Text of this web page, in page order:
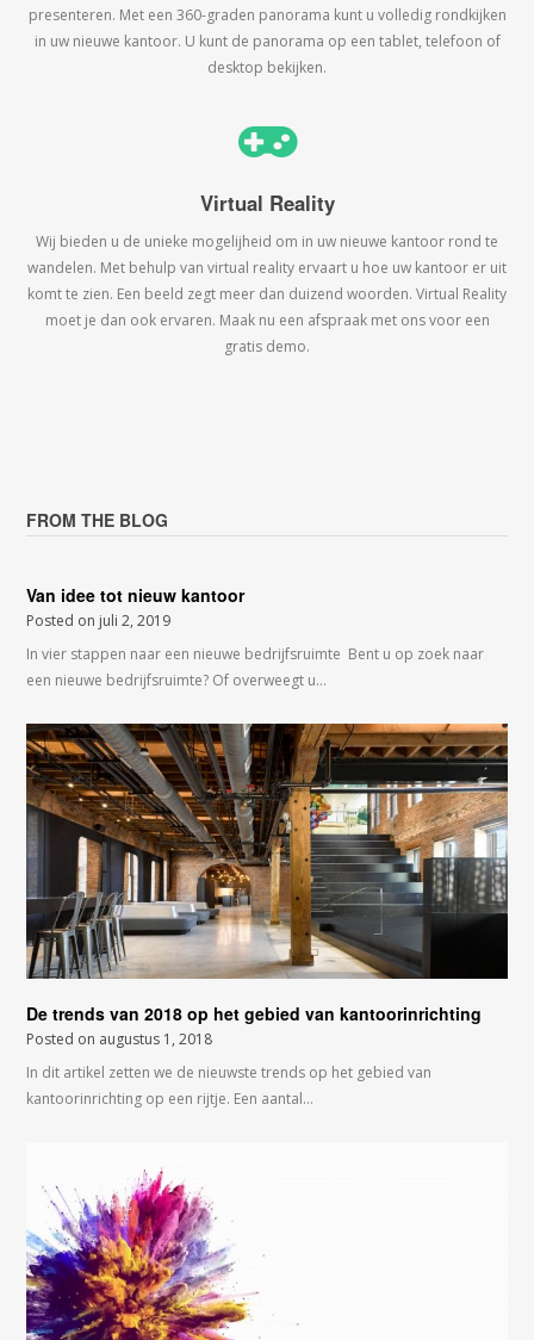
presenteren. Met een 360-graden panorama kunt u volledig rondkijken
in uw nieuwe kantoor. U kunt de panorama op een tablet, telefoon of
desktop bekijken.
Virtual Reality
Wij bieden u de unieke mogelijheid om in uw nieuwe kantoor rond te
wandelen. Met behulp van virtual reality ervaart u hoe uw kantoor er uit
komt te zien. Een beeld zegt meer dan duizend woorden. Virtual Reality
moet je dan ook ervaren. Maak nu een afspraak met ons voor een
gratis demo.
FROM THE BLOG
Van idee tot nieuw kantoor
Posted on juli 2, 2019
In vier stappen naar een nieuwe bedrijfsruimte Bent u op zoek naar
een nieuwe bedrijfsruimte? Of overweegt u…
De trends van 2018 op het gebied van kantoorinrichting
Posted on augustus 1, 2018
In dit artikel zetten we de nieuwste trends op het gebied van
kantoorinrichting op een rijtje. Een aantal…